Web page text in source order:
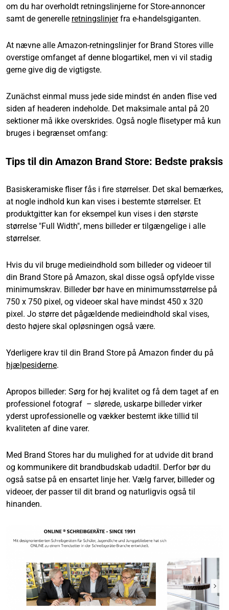
om du har overholdt retningslinjerne for Store-annoncer
samt de generelle retningslinjerfra e-handelsgiganten.
At nævne alle Amazon-retningslinjer for Brand Stores ville
overstige omfanget af denne blogartikel, men vi vil stadig
gerne give dig de vigtigste.
Zunächst einmal muss jede side mindst én anden flise ved
siden af headeren indeholde. Det maksimale antal på 20
sektioner må ikke overskrides. Også nogle flisetyper må kun
bruges i begrænset omfang:
Tips til din Amazon Brand Store: Bedste praksis
Basiskeramiske fliser fås i fire størrelser. Det skal bemærkes,
at nogle indhold kun kan vises i bestemte størrelser. Et
produktgitter kan for eksempel kun vises i den største
størrelse "Full Width", mens billeder er tilgængelige i alle
størrelser.
Hvis du vil bruge medieindhold som billeder og videoer til
din Brand Store på Amazon, skal disse også opfylde visse
minimumskrav. Billeder bør have en minimumsstørrelse på
750 x 750 pixel, og videoer skal have mindst 450 x 320
pixel. Jo større det pågældende medieindhold skal vises,
desto højere skal opløsningen også være.
Yderligere krav til din Brand Store på Amazon finder du på
hjælpesiderne.
Apropos billeder: Sørg for høj kvalitet og få dem taget af en
professionel fotograf – slørede, uskarpe billeder virker
yderst uprofessionelle og vækker bestemt ikke tillid til
kvaliteten af dine varer.
Med Brand Stores har du mulighed for at udvide dit brand
og kommunikere dit brandbudskab udadtil. Derfor bør du
også satse på en ensartet linje her. Vælg farver, billeder og
videoer, der passer til dit brand og naturligvis også til
hinanden.